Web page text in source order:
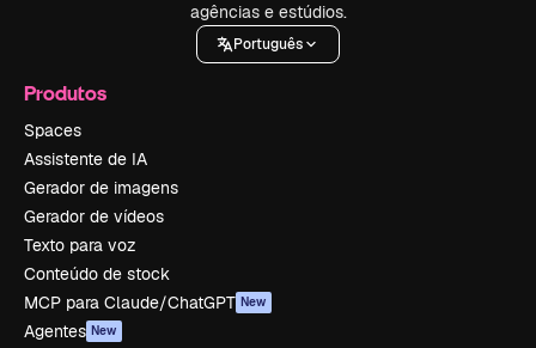
agências e estúdios.
Português
Produtos
Spaces
Assistente de IA
Gerador de imagens
Gerador de vídeos
Texto para voz
Conteúdo de stock
MCP para Claude/ChatGPT New
Agentes New